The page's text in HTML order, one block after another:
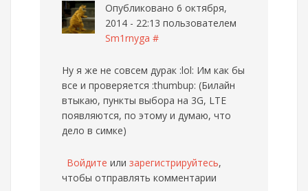
Опубликовано 6 октября,
2014 - 22:13 пользователем
Sm1rnyga #
Ну я же не совсем дурак :lol: Им как бы
все и проверяется :thumbup: (Билайн
втыкаю, пункты выбора на 3G, LTE
появляются, по этому и думаю, что
дело в симке)
Войдите или зарегистрируйтесь,
чтобы отправлять комментарии